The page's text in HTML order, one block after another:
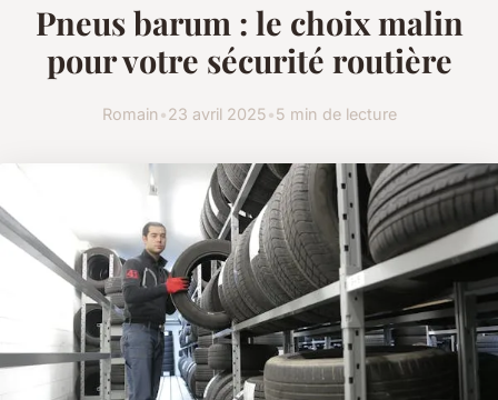
Pneus barum : le choix malin
pour votre sécurité routière
Romain•23 avril 2025•5 min de lecture